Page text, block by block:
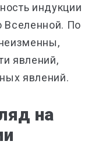
индукции
Вселенной. По
явлений,
явлений.
на